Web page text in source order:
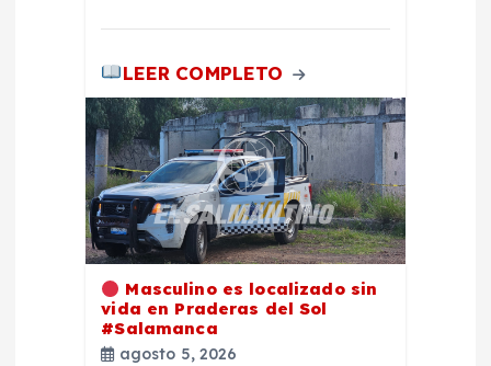
LEER COMPLETO
Masculino es localizado sin
vida en Praderas del Sol
#Salamanca
agosto 5, 2026